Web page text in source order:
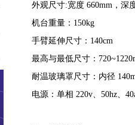
外观尺寸:宽度 660mm，深
机台重量：150kg
手臂延伸尺寸：140cm
最高与最低尺寸：
耐温玻璃罩尺寸：内径
电源：单相 220v、50hz、